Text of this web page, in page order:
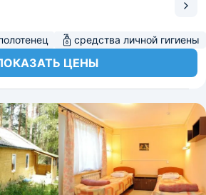
средства личной гигиены
ЦЕНЫ